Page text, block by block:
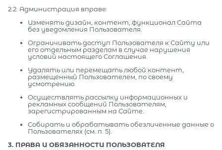
2.2. Администрация вправе:
Изменять дизайн, контент, функционал Сайта
без уведомления Пользователя.
Ограничивать доступ Пользователя к Сайту или
его отдельным разделам в случае нарушения
условий настоящего Соглашения.
Удалять или перемещать любой контент,
размещенный Пользователем, по своему
усмотрению.
Осуществлять рассылку информационных и
рекламных сообщений Пользователям,
зарегистрированным на Сайте.
Собирать и обрабатывать обезличенные данные о
Пользователях (см. п. 5).
3. ПРАВА И ОБЯЗАННОСТИ ПОЛЬЗОВАТЕЛЯ